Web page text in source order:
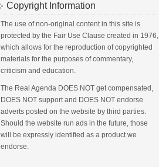
Copyright Information
The use of non-original content in this site is
protected by the Fair Use Clause created in 1976,
which allows for the reproduction of copyrighted
materials for the purposes of commentary,
criticism and education.
The Real Agenda DOES NOT get compensated,
DOES NOT support and DOES NOT endorse
adverts posted on the website by third parties.
Should the website run ads in the future, those
will be expressly identified as a product we
endorse.